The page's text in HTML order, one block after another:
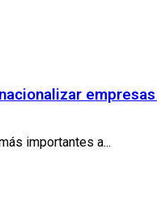
importantes a...